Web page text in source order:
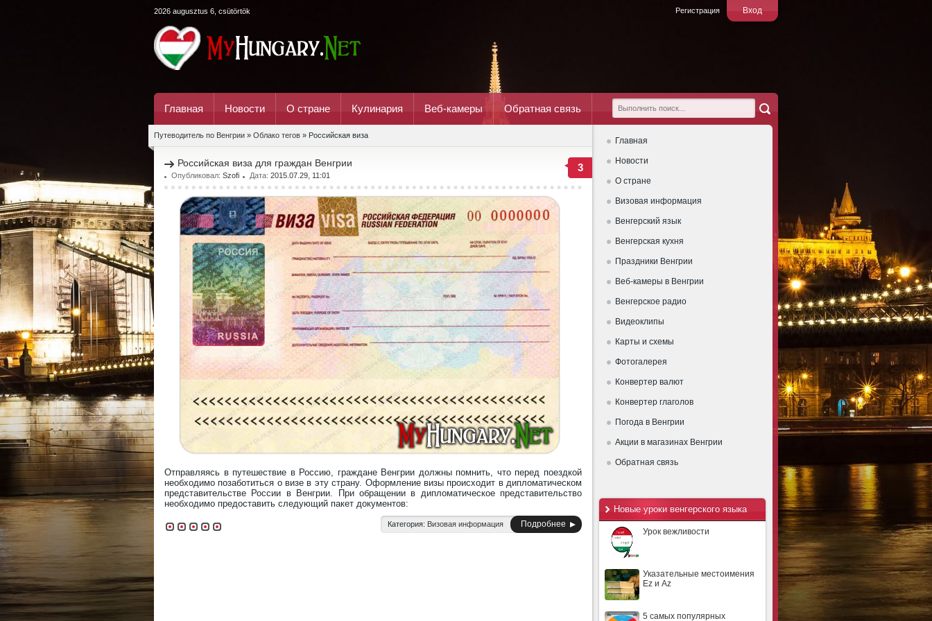
Вход
Регистрация
2026 augusztus 6, csütörtök
Главная Новости О стране Кулинария Веб-камеры Обратная связь
Главная
Новости
О стране
Визовая информация
Венгерский язык
Венгерская кухня
Праздники Венгрии
Веб-камеры в Венгрии
Венгерское радио
Видеоклипы
Карты и схемы
Фотогалерея
Конвертер валют
Конвертер глаголов
Погода в Венгрии
Акции в магазинах Венгрии
Обратная связь
Новые уроки венгерского языка
Урок вежливости
Указательные местоимения
Ez и Az
5 самых популярных
Путеводитель по Венгрии » Облако тегов » Российская виза
3
Российская виза для граждан Венгрии
Опубликовал: Szofi Дата: 2015.07.29, 11:01
Отправляясь в путешествие в Россию, граждане Венгрии должны помнить, что перед поездкой
необходимо позаботиться о визе в эту страну. Оформление визы происходит в дипломатическом
представительстве России в Венгрии. При обращении в дипломатическое представительство
необходимо предоставить следующий пакет документов:
Категория: Визовая информация Подробнее